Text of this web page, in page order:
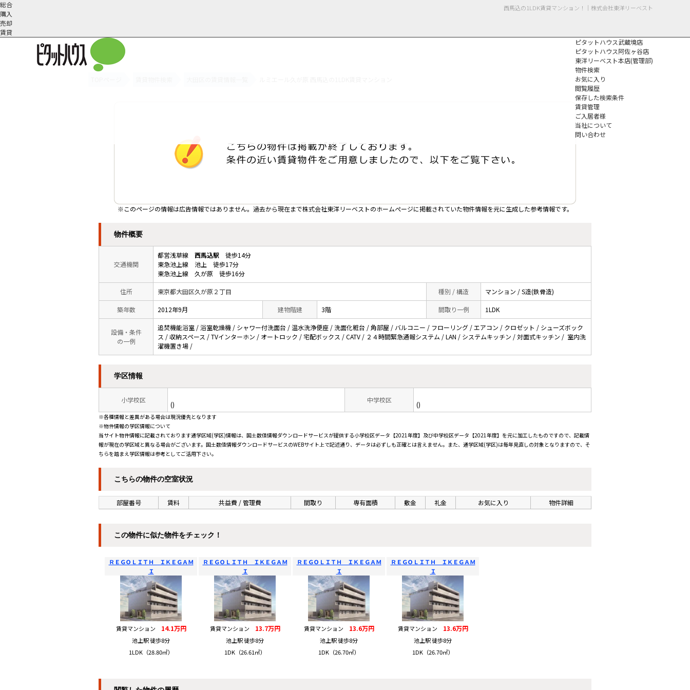
西馬込の1LDK賃貸マンション！｜株式会社東洋リーベスト
総合
購入
売却
賃貸
ピタットハウス武蔵境店
ピタットハウス阿佐ヶ谷店
東洋リーベスト本店(管理部)
物件検索
お気に入り
閲覧履歴
保存した検索条件
賃貸管理
ご入居者様
当社について
問い合わせ
※このページの情報は広告情報ではありません。過去から現在まで株式会社東洋リーベストのホームぺージに掲載されていた物件情報を元に生成した参考情報です。
物件概要
交通機関
都営浅草線 西馬込駅 徒歩14分
東急池上線 池上 徒歩17分
東急池上線 久が原 徒歩16分
住所 東京都大田区久が原２丁目 種別 / 構造 マンション / S造(鉄骨造)
築年数 2012年9月 建物階建 3階 間取り一例 1LDK
設備・条件
の一例
追焚機能浴室 / 浴室乾燥機 / シャワー付洗面台 / 温水洗浄便座 / 洗面化粧台 / 角部屋 / バルコニー / フローリング / エアコン / クロゼット / シューズボック
ス / 収納スペース / TVインターホン / オートロック / 宅配ボックス / CATV / ２４時間緊急通報システム / LAN / システムキッチン / 対面式キッチン / 室内洗
濯機置き場 /
学区情報
小学校区
()
中学校区
()
※各種情報と差異がある場合は現況優先となります
※物件情報の学区情報について
当サイト物件情報に記載されております通学区域(学区)情報は、国土数値情報ダウンロードサービスが提供する小学校区データ【2021年度】及び中学校区データ【2021年度】を元に加工したものですので、記載情
報が現在の学区域と異なる場合がございます。国土数値情報ダウンロードサービスのWEBサイト上で記述通り、データは必ずしも正確とは言えません。また、通学区域(学区)は毎年見直しの対象となりますので、そ
ちらを踏まえ学区情報は参考としてご活用下さい。
こちらの物件の空室状況
部屋番号 賃料 共益費 / 管理費 間取り 専有面積 敷金 礼金 お気に入り 物件詳細
この物件に似た物件をチェック！
ＲＥＧＯＬＩＴＨ ＩＫＥＧＡＭ
Ｉ
賃貸マンション 14.1万円
池上駅 徒歩8分
1LDK（28.80㎡）
ＲＥＧＯＬＩＴＨ ＩＫＥＧＡＭ
Ｉ
賃貸マンション 13.7万円
池上駅 徒歩8分
1DK（26.61㎡）
ＲＥＧＯＬＩＴＨ ＩＫＥＧＡＭ
Ｉ
賃貸マンション 13.6万円
池上駅 徒歩8分
1DK（26.70㎡）
ＲＥＧＯＬＩＴＨ ＩＫＥＧＡＭ
Ｉ
賃貸マンション 13.6万円
池上駅 徒歩8分
1DK（26.70㎡）